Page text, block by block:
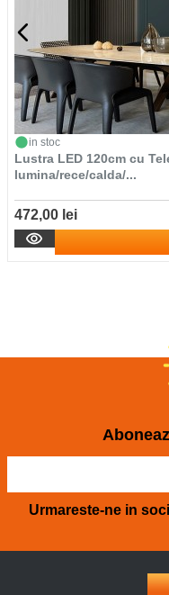
in stoc
Lustra LED 120cm cu
lumina/rece/calda/...
472,00 lei
Urmareste-ne in